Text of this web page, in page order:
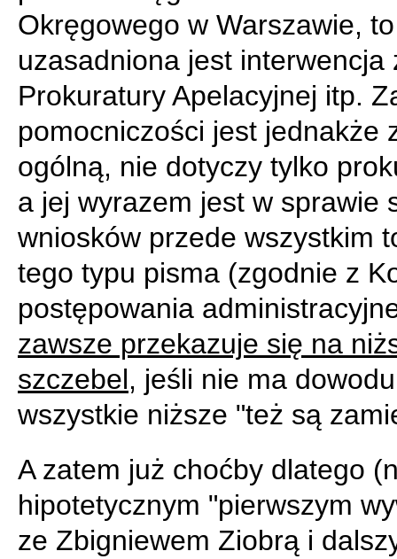
Okręgowego w Warszawie, to
uzasadniona jest interwencja
Prokuratury Apelacyjnej itp.
pomocniczości jest jednakże
ogólną, nie dotyczy tylko
a jej wyrazem jest w sprawie
wniosków przede wszystkim
tego typu pisma (zgodnie z
postępowania
zawsze przekazuje się na
szczebel, jeśli nie ma
wszystkie niższe "też są
A zatem już choćby dlatego
hipotetycznym "pierwszym
ze Zbigniewem Ziobrą i